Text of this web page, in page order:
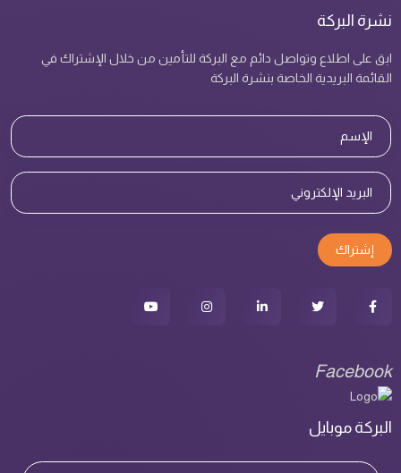
نشرة البركة
ابق على اطلاع وتواصل دائم مع البركة للتأمين من خلال الإشتراك في
القائمة البريدية الخاصة بنشرة البركة
إشتراك
Facebook
البركة موبايل